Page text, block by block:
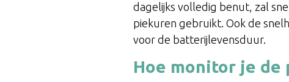
dagelijks volledig benut, zal
piekuren gebruikt. Ook de
voor de batterijlevensduur.
Hoe monitor je de